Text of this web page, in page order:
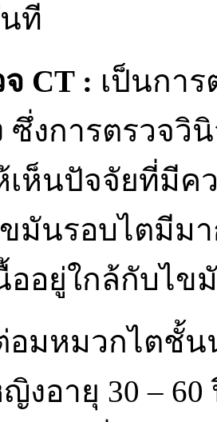
ที
CT : เป็นกา
งการตรวจวิ
เห็นปัจจัยที่มีค
มันรอบไตมีม
ออยู่ใกล้กับไข
อมหมวกไตชั้
งอายุ 30 – 60